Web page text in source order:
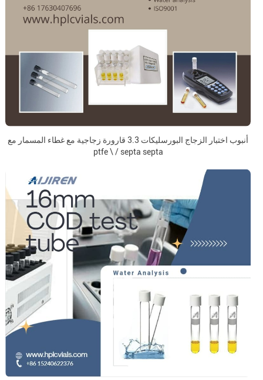
أنبوب اختبار الزجاج البورسليكات 3.3 قارورة زجاجية مع غطاء المسمار مع
ptfe \ / septa septa